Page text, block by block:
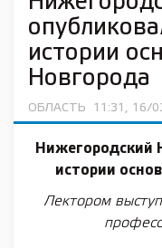
истории
Новгорода
ОБЛАСТЬ 11:31, 16/
Нижегородский
истории
Лектором